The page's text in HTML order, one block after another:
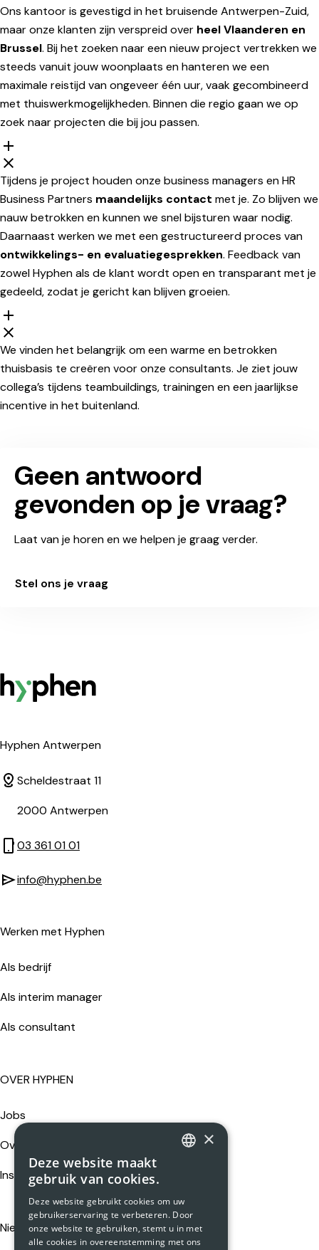
Ons kantoor is gevestigd in het bruisende Antwerpen-Zuid,
maar onze klanten zijn verspreid over heel Vlaanderen en
Brussel. Bij het zoeken naar een nieuw project vertrekken we
steeds vanuit jouw woonplaats en hanteren we een
maximale reistijd van ongeveer één uur, vaak gecombineerd
met thuiswerkmogelijkheden. Binnen die regio gaan we op
zoek naar projecten die bij jou passen.
Tijdens je project houden onze business managers en HR
Business Partners maandelijks contact met je. Zo blijven we
nauw betrokken en kunnen we snel bijsturen waar nodig.
Daarnaast werken we met een gestructureerd proces van
ontwikkelings- en evaluatiegesprekken. Feedback van
zowel Hyphen als de klant wordt open en transparant met je
gedeeld, zodat je gericht kan blijven groeien.
We vinden het belangrijk om een warme en betrokken
thuisbasis te creëren voor onze consultants. Je ziet jouw
collega’s tijdens teambuildings, trainingen en een jaarlijkse
incentive in het buitenland.
Geen antwoord
gevonden op je vraag?
Laat van je horen en we helpen je graag verder.
Stel ons je vraag
Hyphen Antwerpen
Scheldestraat 11
2000 Antwerpen
03 361 01 01
info@hyphen.be
Werken met Hyphen
Als bedrijf
Als interim manager
Als consultant
OVER HYPHEN
Jobs
Over ons
Insights
Nieuwsgierigheid loont
×
Deze website maakt
gebruik van cookies.
Deze website gebruikt cookies om uw
gebruikerservaring te verbeteren. Door
onze website te gebruiken, stemt u in met
alle cookies in overeenstemming met ons